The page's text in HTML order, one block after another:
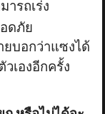
ารถเร่ง
ดภัย
ยบอกว่าแซงได้
เองอีกครั้ง